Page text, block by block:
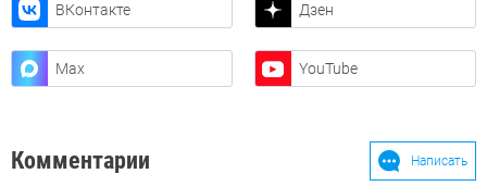
ВКонтакте Дзен
Max YouTube
Комментарии Написать